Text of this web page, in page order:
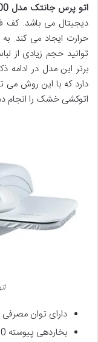
اتو پرس جانتک مدل 5500
توانید حجم زیادی از
برتر این مدل در
دارد که با این روش می
اتوکشی خشک را انجام
دارای توان مصرفی 1600 وات
بخاردهی پیوسته 90 گرم در دقیقه